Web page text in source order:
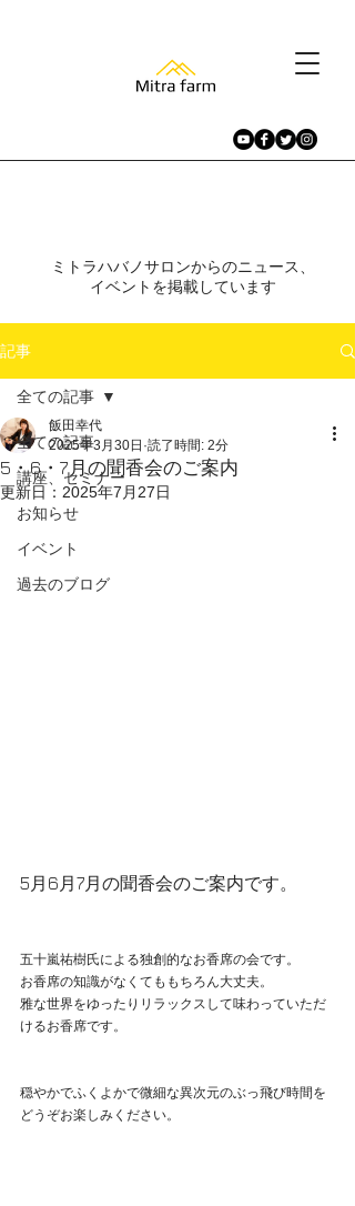
ミトラハバノサロンからのニュース、
イベントを掲載しています​
記事
全ての記事
講座、セミナー
お知らせ
イベント
過去のブログ
全ての記事
5・6・7月の聞香会のご案内
飯田幸代
2025年3月30日 読了時間: 2分
更新日： 2025年7月27日
5月6月7月の聞香会のご案内です。
五十嵐祐樹氏による独創的なお香席の会です。
お香席の知識がなくてももちろん大丈夫。
雅な世界をゆったりリラックスして味わっていただ
けるお香席です。
穏やかでふくよかで微細な異次元のぶっ飛び時間を
どうぞお楽しみください。